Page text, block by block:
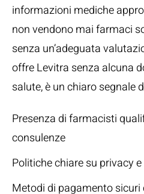
informazioni mediche
non vendono mai farmaci
senza un’adeguata
offre Levitra senza alcuna
salute, è un chiaro segnale
Presenza di farmacisti
consulenze
Politiche chiare su privacy
Metodi di pagamento sicuri